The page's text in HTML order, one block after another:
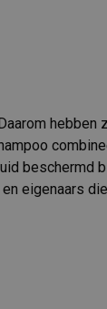
hebben
beschermd
eigenaars